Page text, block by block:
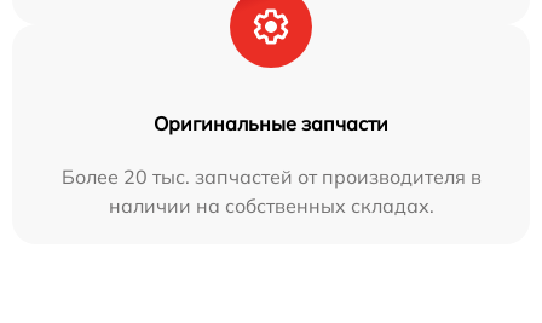
Оригинальные запчасти
Более 20 тыс. запчастей от производителя в
наличии на собственных складах.